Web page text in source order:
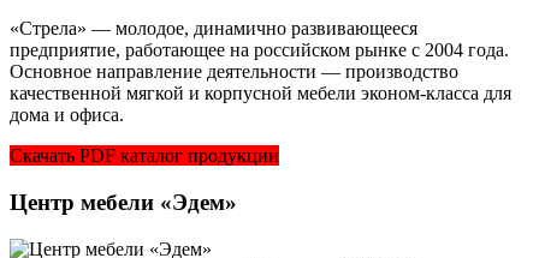
«Стрела» — молодое, динамично развивающееся
предприятие, работающее на российском рынке с 2004 года.
Основное направление деятельности — производство
качественной мягкой и корпусной мебели эконом-класса для
дома и офиса.
Скачать PDF каталог продукции
Центр мебели «Эдем»